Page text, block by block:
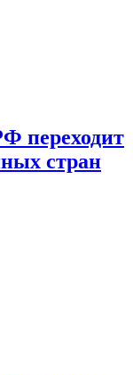
переходит
стран